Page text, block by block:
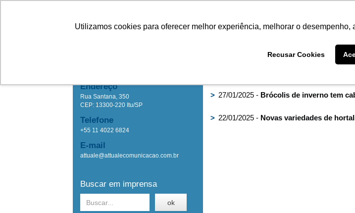
Utilizamos cookies para oferecer melhor experiência, melhorar o
Recusar Cookies
Endereço
Rua Santana, 350
CEP: 13300-220 Itu/SP
Telefone
+55 11 4022 6824
E-mail
attuale@attualecomunicacao.com.br
Buscar em imprensa
ok
> 27/01/2025 - Brócolis de inverno tem
> 22/01/2025 - Novas variedades de